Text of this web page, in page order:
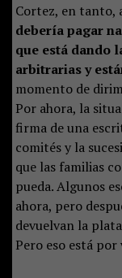
Cortez, en tanto,
debería pagar
que está dando
arbitrarias y
momento de
Por ahora, la
firma de una
comités y la
que las familias
pueda. Algunos
ahora, pero
devuelvan la
Pero eso está por